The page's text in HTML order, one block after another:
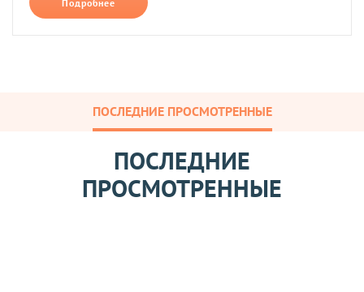
Подробнее
ПОСЛЕДНИЕ ПРОСМОТРЕННЫЕ
ПОСЛЕДНИЕ
ПРОСМОТРЕННЫЕ